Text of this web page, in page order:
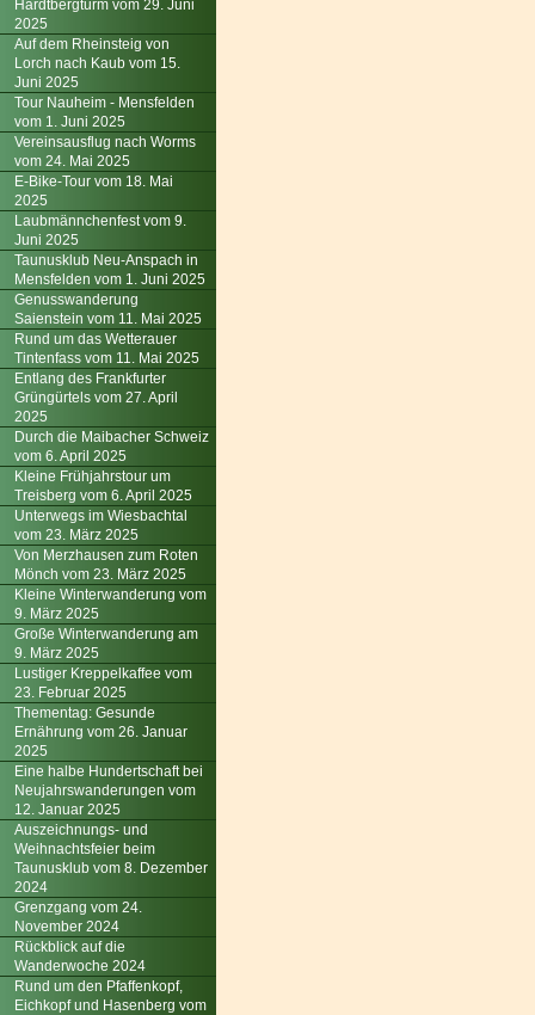
Hardtbergturm vom 29. Juni
2025
Auf dem Rheinsteig von
Lorch nach Kaub vom 15.
Juni 2025
Tour Nauheim - Mensfelden
vom 1. Juni 2025
Vereinsausflug nach Worms
vom 24. Mai 2025
E-Bike-Tour vom 18. Mai
2025
Laubmännchenfest vom 9.
Juni 2025
Taunusklub Neu-Anspach in
Mensfelden vom 1. Juni 2025
Genusswanderung
Saienstein vom 11. Mai 2025
Rund um das Wetterauer
Tintenfass vom 11. Mai 2025
Entlang des Frankfurter
Grüngürtels vom 27. April
2025
Durch die Maibacher Schweiz
vom 6. April 2025
Kleine Frühjahrstour um
Treisberg vom 6. April 2025
Unterwegs im Wiesbachtal
vom 23. März 2025
Von Merzhausen zum Roten
Mönch vom 23. März 2025
Kleine Winterwanderung vom
9. März 2025
Große Winterwanderung am
9. März 2025
Lustiger Kreppelkaffee vom
23. Februar 2025
Thementag: Gesunde
Ernährung vom 26. Januar
2025
Eine halbe Hundertschaft bei
Neujahrswanderungen vom
12. Januar 2025
Auszeichnungs- und
Weihnachtsfeier beim
Taunusklub vom 8. Dezember
2024
Grenzgang vom 24.
November 2024
Rückblick auf die
Wanderwoche 2024
Rund um den Pfaffenkopf,
Eichkopf und Hasenberg vom